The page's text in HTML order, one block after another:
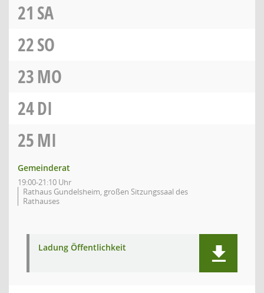
21 SA
22SO
23MO
24DI
25MI
Gemeinderat
19:00-21:10 Uhr
Rathaus Gundelsheim, großen Sitzungssaal des
Rathauses
Ladung Öffentlichkeit